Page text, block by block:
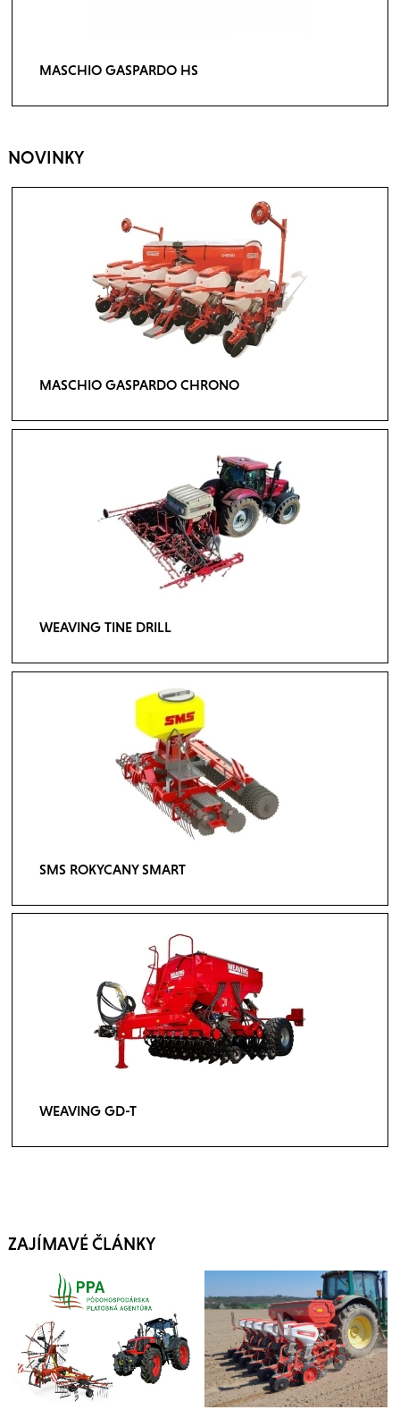
MASCHIO GASPARDO HS
NOVINKY
MASCHIO GASPARDO CHRONO
WEAVING TINE DRILL
SMS ROKYCANY SMART
WEAVING GD-T
ZAJÍMAVÉ ČLÁNKY